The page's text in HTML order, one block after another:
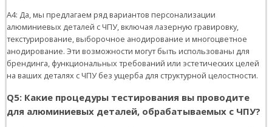
A4: Да, мы предлагаем ряд вариантов персонализации
алюминиевых деталей с ЧПУ, включая лазерную гравировку,
текстурирование, выборочное анодирование и многоцветное
анодирование. Эти возможности могут быть использованы для
брендинга, функциональных требований или эстетических целей
на ваших деталях с ЧПУ без ущерба для структурной целостности.
Q5: Какие процедуры тестирования вы проводите
для алюминиевых деталей, обрабатываемых с ЧПУ?